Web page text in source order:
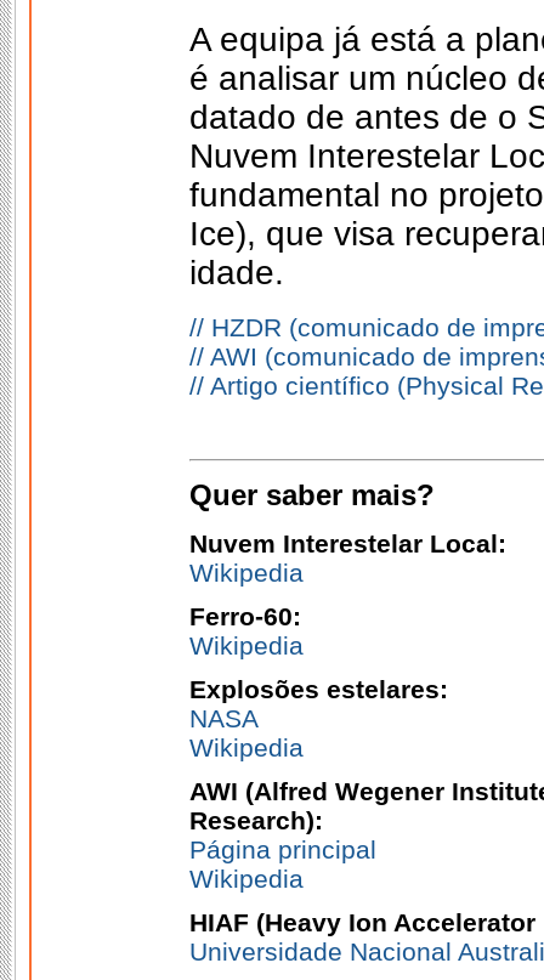
A equipa já está a
é analisar um núcleo
datado de antes de o
Nuvem Interestelar
fundamental no
Ice), que visa
idade.
// HZDR (comunicado de
// AWI (comunicado de
// Artigo científico (Physical
Quer saber mais?
Nuvem Interestelar Local:
Wikipedia
Ferro-60:
Wikipedia
Explosões estelares:
NASA
Wikipedia
AWI (Alfred Wegener
Research):
Página principal
Wikipedia
HIAF (Heavy Ion
Universidade Nacional